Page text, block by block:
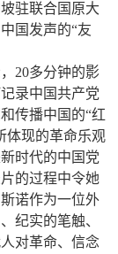
驻联合国原大
国发声的“友
20多分钟的影
录中国共产党
传播中国的“红
体现的革命乐观
时代的中国党
的过程中令她
诺作为一位外
纪实的笔触、
对革命、信念